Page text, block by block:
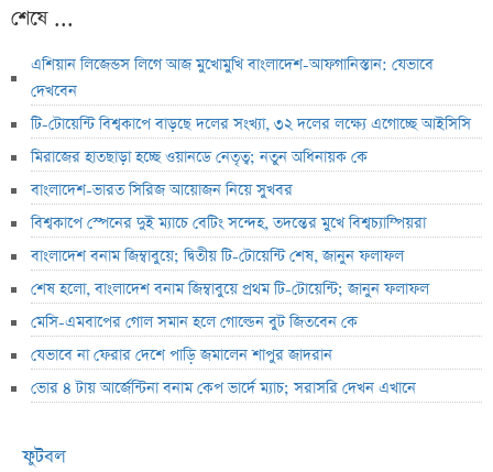
শেষে ...
এশিয়ান লিজেন্ডস লিগে আজ মুখোমুখি বাংলাদেশ-আফগানিস্তান: যেভাবে
দেখবেন
টি-টোয়েন্টি বিশ্বকাপে বাড়ছে দলের সংখ্যা, ৩২ দলের লক্ষ্যে এগোচ্ছে আইসিসি
মিরাজের হাতছাড়া হচ্ছে ওয়ানডে নেতৃত্ব; নতুন অধিনায়ক কে
বাংলাদেশ-ভারত সিরিজ আয়োজন নিয়ে সুখবর
বিশ্বকাপে স্পেনের দুই ম্যাচে বেটিং সন্দেহ, তদন্তের মুখে বিশ্বচ্যাম্পিয়রা
বাংলাদেশ বনাম জিম্বাবুয়ে; দ্বিতীয় টি-টোয়েন্টি শেষ, জানুন ফলাফল
শেষ হলো, বাংলাদেশ বনাম জিম্বাবুয়ে প্রথম টি-টোয়েন্টি; জানুন ফলাফল
মেসি-এমবাপের গোল সমান হলে গোল্ডেন বুট জিতবেন কে
যেভাবে না ফেরার দেশে পাড়ি জমালেন শাপুর জাদরান
ভোর ৪ টায় আর্জেন্টিনা বনাম কেপ ভার্দে ম্যাচ; সরাসরি দেখন এখানে
ফুটবল